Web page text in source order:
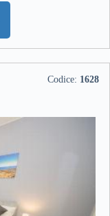
Codice: 1628